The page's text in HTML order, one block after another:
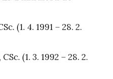
(1. 4. 1991 – 28. 2.
(1. 3. 1992 – 28. 2.